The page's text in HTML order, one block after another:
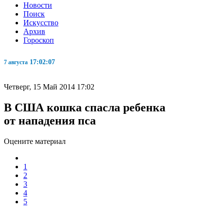
Новости
Поиск
Искусство
Архив
Гороскоп
7 августа 17:02:08
Четверг, 15 Май 2014 17:02
В США кошка спасла ребенка
от нападения пса
Оцените материал
1
2
3
4
5